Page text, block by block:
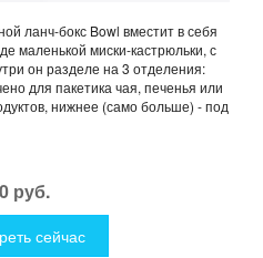
ланч-бокс Bowl вместит в себя
маленькой миски-кастрюльки, с
он разделе на 3 отделения:
для пакетика чая, печенья или
нижнее (само больше) - под
руб.
сейчас